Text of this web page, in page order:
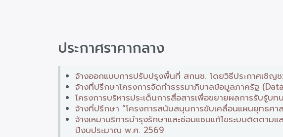
ประกาศราคากลาง
จ้างออกแบบการปรับปรุงพื้นที่ สกนช. โดยวิธีประกาศเชิญช
จ้างที่ปรึกษาโครงการจัดทำธรรมาภิบาลข้อมูลภาครัฐ
โครงการบริหารประเด็นการสื่อสารเพื่อขยายผลการรับรู้
จ้างที่ปรึกษา “โครงการสนับสนุนการขับเคลื่อนแผนยุทธศ
จ้างเหมาบริการบำรุงรักษาและซ่อมแซมแก้ไขระบบติดตาม
ปีงบประมาณ พ.ศ. 2569